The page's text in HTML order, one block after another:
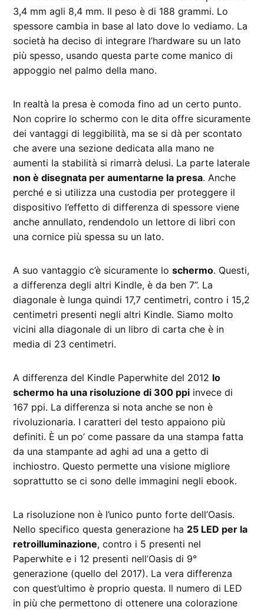
3,4 mm agli 8,4 mm. Il peso è di 188 grammi. Lo
spessore cambia in base al lato dove lo vediamo. La
società ha deciso di integrare l’hardware su un lato
più spesso, usando questa parte come manico di
appoggio nel palmo della mano.
In realtà la presa è comoda fino ad un certo punto.
Non coprire lo schermo con le dita offre sicuramente
dei vantaggi di leggibilità, ma se si dà per scontato
che avere una sezione dedicata alla mano ne
aumenti la stabilità si rimarrà delusi. La parte laterale
non è disegnata per aumentarne la presa. Anche
perché e si utilizza una custodia per proteggere il
dispositivo l’effetto di differenza di spessore viene
anche annullato, rendendolo un lettore di libri con
una cornice più spessa su un lato.
A suo vantaggio c’è sicuramente loschermo. Questi,
a differenza degli altri Kindle, è da ben 7”. La
diagonale è lunga quindi 17,7 centimetri, contro i 15,2
centimetri presenti negli altri Kindle. Siamo molto
vicini alla diagonale di un libro di carta che è in
media di 23 centimetri.
A differenza del Kindle Paperwhite del 2012 lo
schermo ha una risoluzione di 300 ppi invece di
167 ppi. La differenza si nota anche se non è
rivoluzionaria. I caratteri del testo appaiono più
definiti. È un po’ come passare da una stampa fatta
da una stampante ad aghi ad una a getto di
inchiostro. Questo permette una visione migliore
soprattutto se ci sono delle immagini negli ebook.
La risoluzione non è l’unico punto forte dell’Oasis.
Nello specifico questa generazione ha 25 LED per la
retroilluminazione, contro i 5 presenti nel
Paperwhite e i 12 presenti nell’Oasis di 9°
generazione (quello del 2017). La vera differenza
con quest’ultimo è proprio questa. Il numero di LED
in più che permettono di ottenere una colorazione